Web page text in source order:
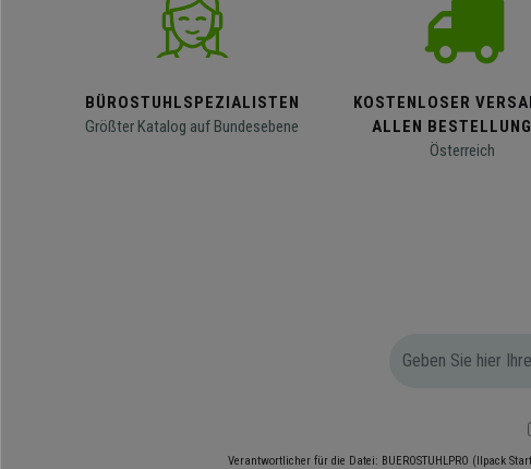
BÜROSTUHLSPEZIALISTEN
Größter Katalog auf Bundesebene
KOSTENLOSER
ALLEN
Österreich
Verantwortlicher für die Datei: BUEROSTUHLPRO (Ilpack